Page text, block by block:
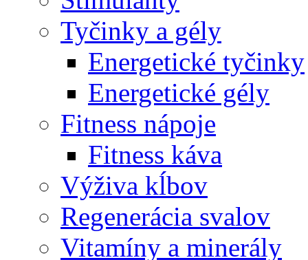
Tyčinky a gély
Energetické tyčinky
Energetické gély
Fitness nápoje
Fitness káva
Výživa kĺbov
Regenerácia svalov
Vitamíny a minerály